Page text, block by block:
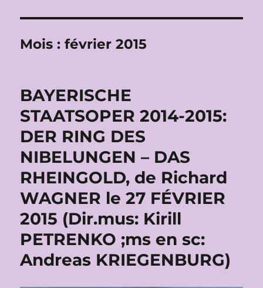
Mois :février 2015
BAYERISCHE
STAATSOPER 2014-2015:
DER RING DES
NIBELUNGEN – DAS
RHEINGOLD, de Richard
WAGNER le 27 FÉVRIER
2015 (Dir.mus: Kirill
PETRENKO ;ms en sc:
Andreas KRIEGENBURG)